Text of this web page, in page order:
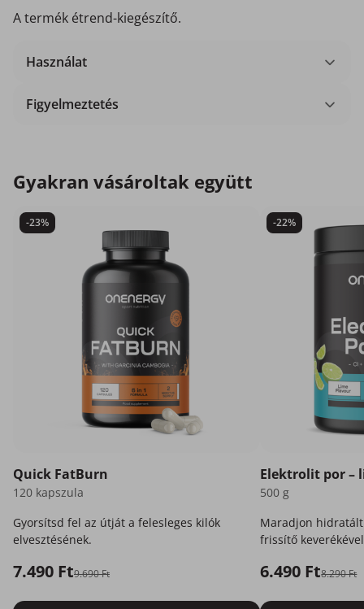
A termék étrend-kiegészítő.
Használat
Figyelmeztetés
Gyakran vásároltak együtt
-23%
Quick FatBurn
120 kapszula
Gyorsítsd fel az útját a felesleges kilók
elvesztésének.
7.490 Ft9.690 Ft
-22%
Elektrolit por –
500 g
Maradjon
frissítő
6.490 Ft8.290 Ft